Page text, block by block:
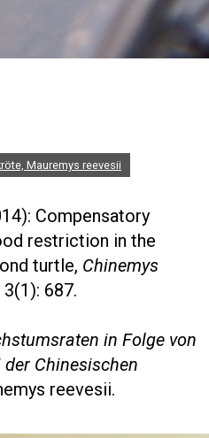
Mauremys reevesii
Compensatory
restriction in the
turtle, Chinemys
687.
in Folge von
Chinesischen
reevesii.